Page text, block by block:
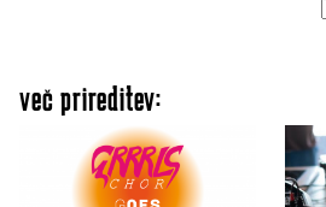
več prireditev: